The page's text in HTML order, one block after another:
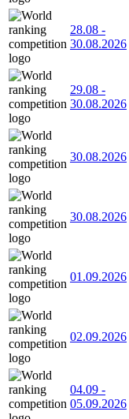
28.08 -
30.08.2026
29.08 -
30.08.2026
30.08.2026
30.08.2026
01.09.2026
02.09.2026
04.09 -
05.09.2026